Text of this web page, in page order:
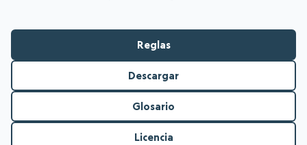
Reglas
Descargar
Glosario
Licencia